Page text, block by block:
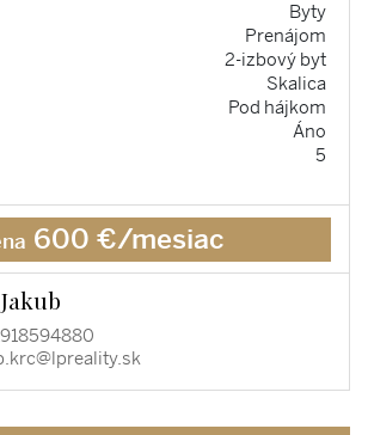
Byty
Prenájom
2-izbový byt
Skalica
Pod hájkom
Áno
5
600 €/mesiac